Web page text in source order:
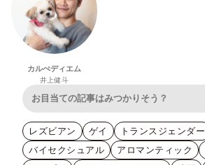
カルぺディエム
井上健斗
レズビアン ゲイ
トランスジェンダー
バイセクシュアル
アロマンティック